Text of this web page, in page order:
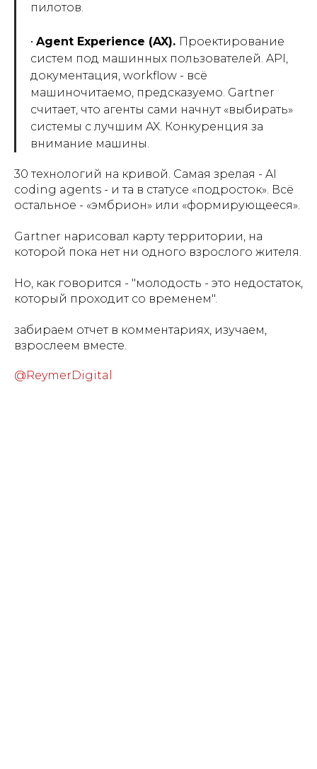
пилотов.
• Agent Experience (AX). Проектирование
систем под машинных пользователей. API,
документация, workflow - всё
машиночитаемо, предсказуемо. Gartner
считает, что агенты сами начнут «выбирать»
системы с лучшим AX. Конкуренция за
внимание машины.
30 технологий на кривой. Самая зрелая - AI
coding agents - и та в статусе «подросток». Всё
остальное - «эмбрион» или «формирующееся».
Gartner нарисовал карту территории, на
которой пока нет ни одного взрослого жителя.
Но, как говорится - "молодость - это недостаток,
который проходит со временем".
забираем отчет в комментариях, изучаем,
взрослеем вместе.
@ReymerDigital